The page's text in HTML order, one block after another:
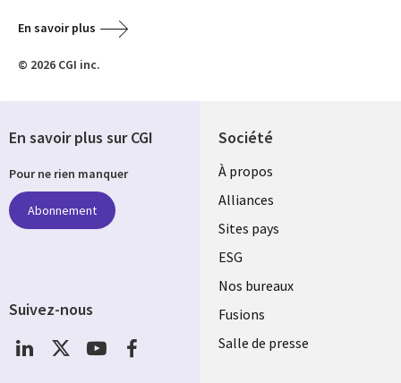
En savoir plus
© 2026 CGI inc.
Société
À propos
Alliances
Sites pays
ESG
Nos bureaux
Fusions
Salle de presse
En savoir plus sur CGI
Pour ne rien manquer
Abonnement
Suivez-nous
Social
Media